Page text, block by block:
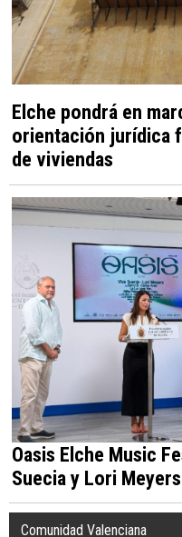
Elche pondrá en
orientación jurídica
de viviendas
Oasis Elche Music
Suecia y Lori
Comunidad Valenciana